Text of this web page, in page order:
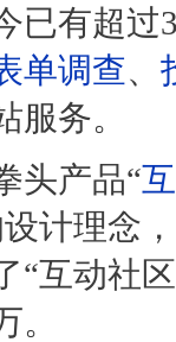
已有超过
单调查、
服务。
产品“
计理念
“互动社
。